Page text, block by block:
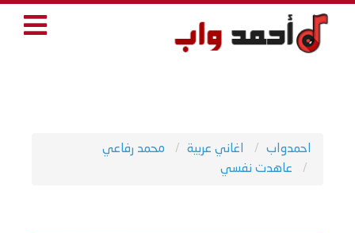
احمدواب اغاني عربية
محمد رفاعي
عاهدت نفسي